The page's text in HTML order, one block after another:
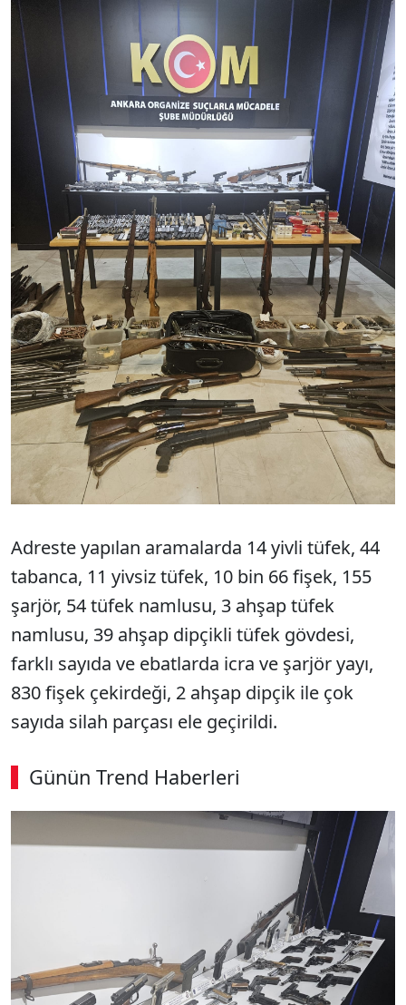
Adreste yapılan aramalarda 14 yivli tüfek, 44
tabanca, 11 yivsiz tüfek, 10 bin 66 fişek, 155
şarjör, 54 tüfek namlusu, 3 ahşap tüfek
namlusu, 39 ahşap dipçikli tüfek gövdesi,
farklı sayıda ve ebatlarda icra ve şarjör yayı,
830 fişek çekirdeği, 2 ahşap dipçik ile çok
sayıda silah parçası ele geçirildi.
Günün Trend Haberleri
00:02 / 08:15
Sesi Aç